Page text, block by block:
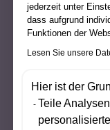
jederzeit unter
dass aufgrund
Funktionen der
Lesen Sie unsere
Hier ist der
Teile